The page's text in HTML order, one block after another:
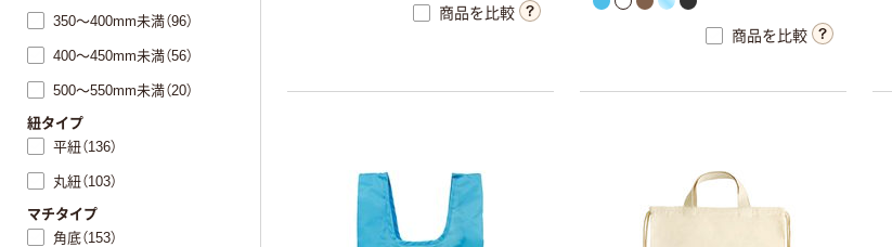
商品を比較
商品を比較
350～400mm未満（96）
400～450mm未満（56）
500～550mm未満（20）
紐タイプ
平紐（136）
丸紐（103）
マチタイプ
角底（153）